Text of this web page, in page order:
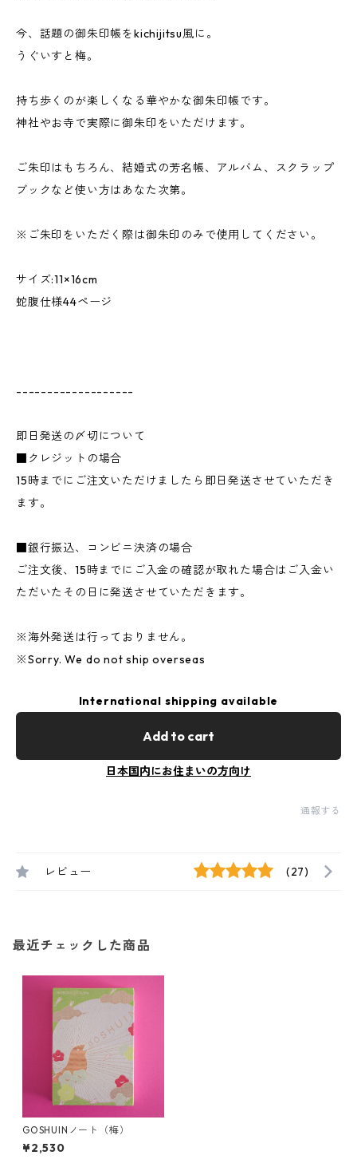
今、話題の御朱印帳をkichijitsu風に。
うぐいすと梅。
持ち歩くのが楽しくなる華やかな御朱印帳です。
神社やお寺で実際に御朱印をいただけます。
ご朱印はもちろん、結婚式の芳名帳、アルバム、スクラップ
ブックなど使い方はあなた次第。
※ご朱印をいただく際は御朱印のみで使用してください。
サイズ:11×16cm
蛇腹仕様44ページ
-------------------
即日発送の〆切について
■クレジットの場合
15時までにご注文いただけましたら即日発送させていただき
ます。
■銀行振込、コンビニ決済の場合
ご注文後、15時までにご入金の確認が取れた場合はご入金い
ただいたその日に発送させていただきます。
※海外発送は行っておりません。
※Sorry. We do not ship overseas
International shipping available
Add to cart
日本国内にお住まいの方向け
通報する
レビュー (27)
最近チェックした商品
GOSHUINノート（梅）
¥2,530